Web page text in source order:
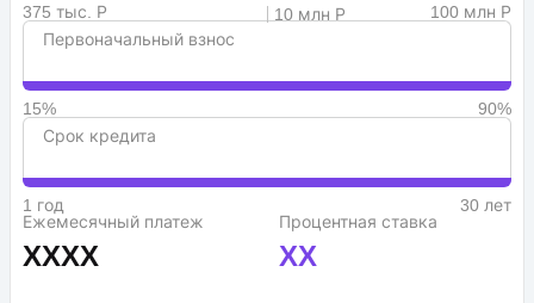
375 тыс. Р 10 млн Р
100 млн Р
Первоначальный взнос
15%
90%
Срок кредита
1 год
30 лет
Ежемесячный платеж
XXXX
Процентная ставка
XX